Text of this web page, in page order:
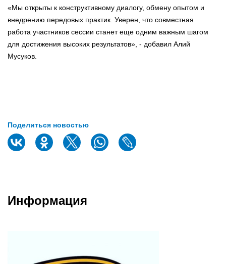
«Мы открыты к конструктивному диалогу, обмену опытом и
внедрению передовых практик. Уверен, что совместная
работа участников сессии станет еще одним важным шагом
для достижения высоких результатов», - добавил Алий
Мусуков.
Поделиться новостью
Информация